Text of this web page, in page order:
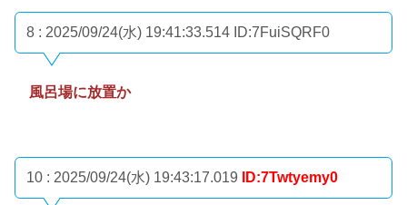
8 : 2025/09/24(水) 19:41:33.514 ID:7FuiSQRF0
風呂場に放置か
10 : 2025/09/24(水) 19:43:17.019 ID:7Twtyemy0